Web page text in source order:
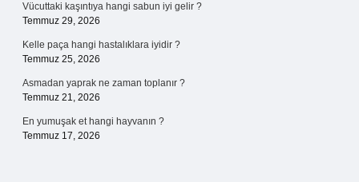
Vücuttaki kaşıntıya hangi sabun iyi gelir ?
Temmuz 29, 2026
Kelle paça hangi hastalıklara iyidir ?
Temmuz 25, 2026
Asmadan yaprak ne zaman toplanır ?
Temmuz 21, 2026
En yumuşak et hangi hayvanın ?
Temmuz 17, 2026